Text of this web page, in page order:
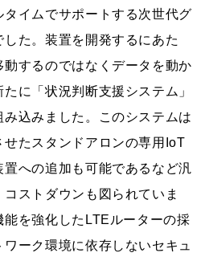
イムでサポートする次世代グ
た。装置を開発するにあた
動するのではなくデータを動か
に「状況判断支援システム」
込みました。このシステムは
たスタンドアロンの専用IoT
への追加も可能であるなど汎
ストダウンも図られていま
を強化したLTEルーターの採
ーク環境に依存しないセキュ